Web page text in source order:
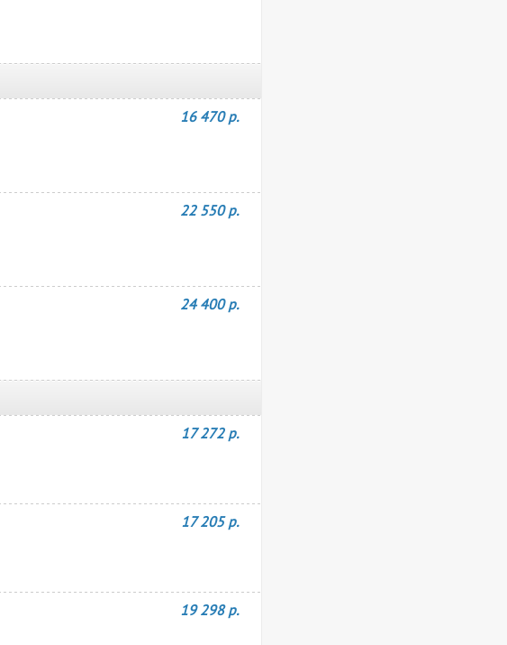
16 470 р.
22 550 р.
24 400 р.
17 272 р.
17 205 р.
19 298 р.